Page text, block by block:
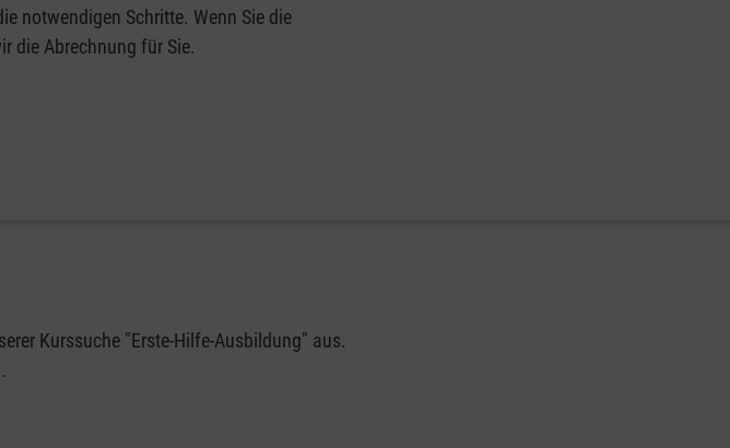
notwendigen Schritte. Wenn Sie die
die Abrechnung für Sie.
Kurssuche "Erste-Hilfe-Ausbildung" aus.